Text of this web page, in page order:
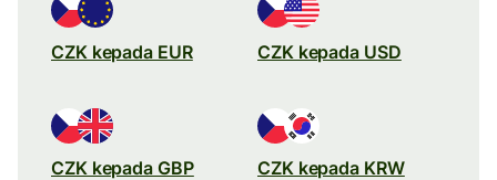
CZK kepada EUR CZK kepada USD
CZK kepada GBP CZK kepada KRW